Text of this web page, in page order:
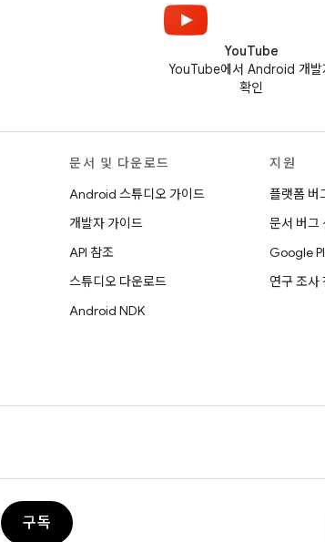
YouTube
YouTube에서 Android 개발
확인
문서 및 다운로드
Android 스튜디오 가이드
개발자 가이드
API 참조
스튜디오 다운로드
Android NDK
지원
플랫폼 버
문서 버그
Google
연구 조사
구독